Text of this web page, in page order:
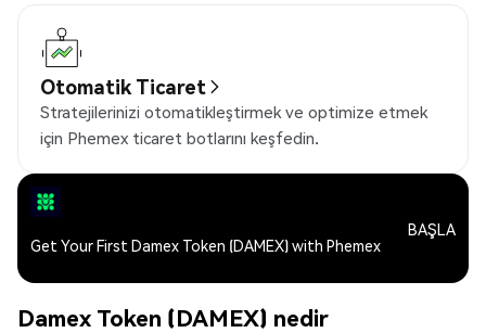
Otomatik Ticaret
Stratejilerinizi otomatikleştirmek ve optimize etmek
için Phemex ticaret botlarını keşfedin.
Get Your First Damex Token (DAMEX) with Phemex
BAŞLA
Damex Token (DAMEX) nedir